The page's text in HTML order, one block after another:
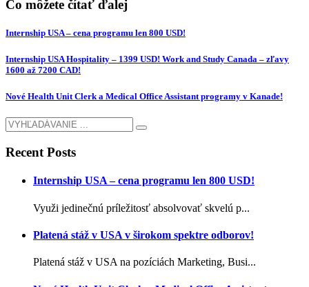
Čo môžete čítať ďalej
Internship USA – cena programu len 800 USD!
Internship USA Hospitality – 1399 USD! Work and Study Canada – zľavy
1600 až 7200 CAD!
Nové Health Unit Clerk a Medical Office Assistant programy v Kanade!
Recent Posts
Internship USA – cena programu len 800 USD!
Využi jedinečnú príležitosť absolvovať skvelú p...
Platená stáž v USA v širokom spektre odborov!
Platená stáž v USA na pozíciách Marketing, Busi...